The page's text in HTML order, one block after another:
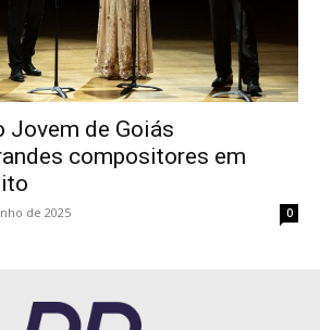
Jovem de Goiás
compositores em
de 2025 0